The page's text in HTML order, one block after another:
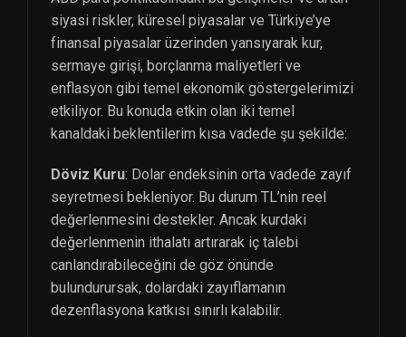
siyasi riskler, küresel piyasalar ve Türkiye’ye
finansal piyasalar üzerinden yansıyarak kur,
sermaye girişi, borçlanma maliyetleri ve
enflasyon gibi temel ekonomik göstergelerimizi
etkiliyor. Bu konuda etkin olan iki temel
kanaldaki beklentilerim kısa vadede şu şekilde:
Döviz Kuru: Dolar endeksinin orta vadede zayıf
seyretmesi bekleniyor. Bu durum TL’nin reel
değerlenmesini destekler. Ancak kurdaki
değerlenmenin ithalatı artırarak iç talebi
canlandırabileceğini de göz önünde
bulundurursak, dolardaki zayıflamanın
dezenflasyona katkısı sınırlı kalabilir.